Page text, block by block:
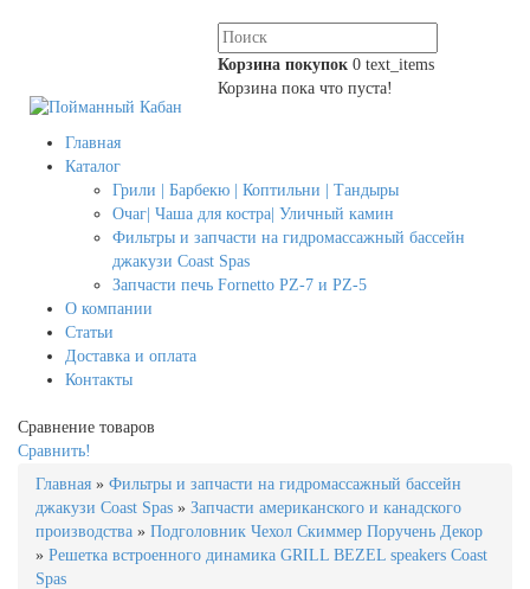
Корзина покупок 0 text_items
Корзина пока что пуста!
Главная
Каталог
Грили | Барбекю | Коптильни | Тандыры
Очаг| Чаша для костра| Уличный камин
Фильтры и запчасти на гидромассажный бассейн
джакузи Coast Spas
Запчасти печь Fornetto PZ-7 и PZ-5
О компании
Статьи
Доставка и оплата
Контакты
Сравнение товаров
Сравнить!
Главная » Фильтры и запчасти на гидромассажный бассейн
джакузи Coast Spas » Запчасти американского и канадского
производства » Подголовник Чехол Скиммер Поручень Декор
» Решетка встроенного динамика GRILL BEZEL speakers Coast
Spas